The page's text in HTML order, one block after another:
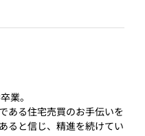
業。
ある住宅売買のお手伝いを
ると信じ、精進を続けてい